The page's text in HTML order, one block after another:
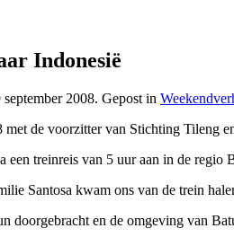
Indonesië
september 2008. Gepost in
de voorzitter van Stichting Tileng
treinreis van 5 uur aan in de regio
Santosa kwam ons van de trein
doorgebracht en de omgeving van